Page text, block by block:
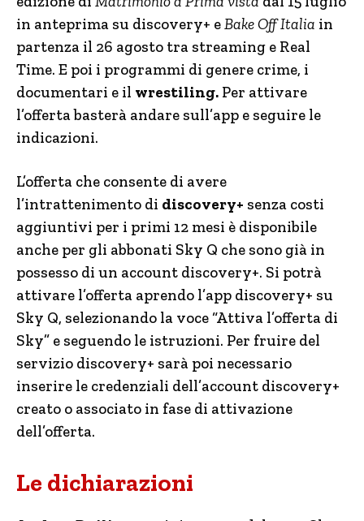
in anteprima su discovery+ eBake Off Italia in
partenza il 26 agosto tra streaming e Real
Time. E poi i programmi di genere crime, i
documentari e il wrestiling. Per attivare
l’offerta basterà andare sull’app e seguire le
indicazioni.
L’offerta che consente di avere
l’intrattenimento di discovery+ senza costi
aggiuntivi per i primi 12 mesi è disponibile
anche per gli abbonati Sky Q che sono già in
possesso di un account discovery+. Si potrà
attivare l’offerta aprendo l’app discovery+ su
Sky Q, selezionando la voce “Attiva l’offerta di
Sky” e seguendo le istruzioni. Per fruire del
servizio discovery+ sarà poi necessario
inserire le credenziali dell’account discovery+
creato o associato in fase di attivazione
dell’offerta.
Le dichiarazioni